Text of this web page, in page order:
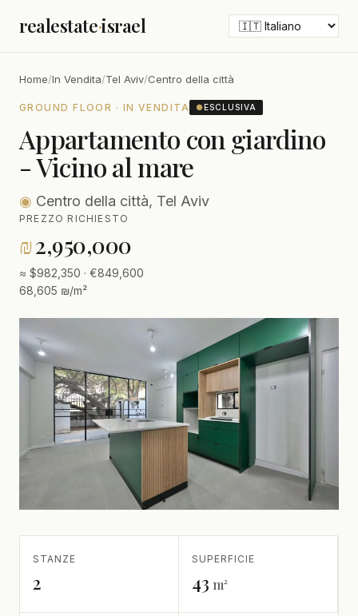
realestate·israel
Home/In Vendita/Tel Aviv/Centro della città
GROUND FLOOR · IN VENDITA ●ESCLUSIVA
Appartamento con giardino
- Vicino al mare
◉ Centro della città, Tel Aviv
PREZZO RICHIESTO
₪2,950,000
≈ $982,350 · €849,600
68,605 ₪/m²
STANZE
2
SUPERFICIE
43 m²